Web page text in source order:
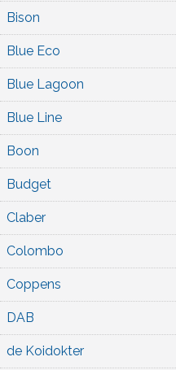
Bison
Blue Eco
Blue Lagoon
Blue Line
Boon
Budget
Claber
Colombo
Coppens
DAB
de Koidokter